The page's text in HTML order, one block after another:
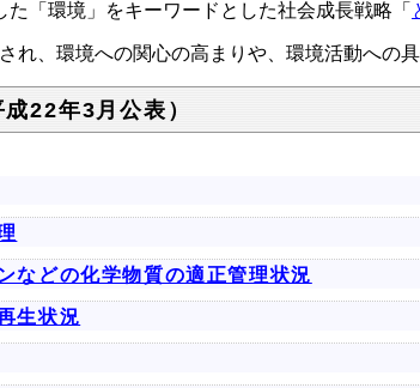
「環境」をキーワードとした社会成長戦略「
、環境への関心の高まりや、環境活動への
22年3月公表）
どの化学物質の適正管理状況
生状況